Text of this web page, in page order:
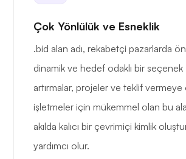
Çok Yönlülük ve Esneklik
.bid alan adı, rekabetçi pazarlarda
dinamik ve hedef odaklı bir seçenek
artırmalar, projeler ve teklif vermeye
işletmeler için mükemmel olan bu
akılda kalıcı bir çevrimiçi kimlik
yardımcı olur.